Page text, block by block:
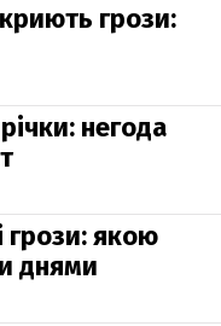
грози:
негода
грози: якою
днями